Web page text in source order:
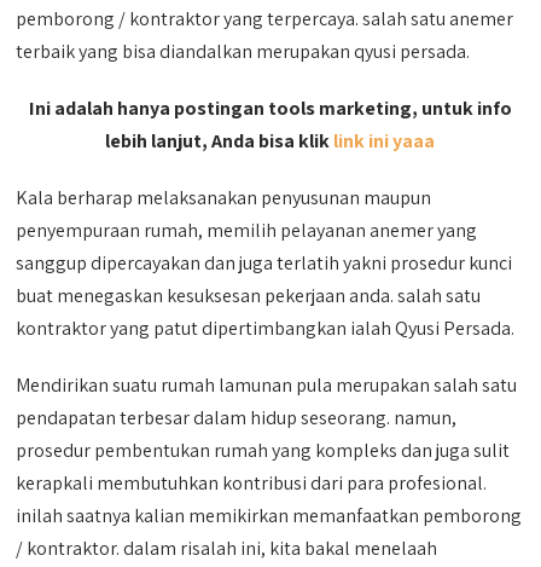
pemborong / kontraktor yang terpercaya. salah satu anemer
terbaik yang bisa diandalkan merupakan qyusi persada.
Ini adalah hanya postingan tools marketing, untuk info
lebih lanjut, Anda bisa kliklink ini yaaa
Kala berharap melaksanakan penyusunan maupun
penyempuraan rumah, memilih pelayanan anemer yang
sanggup dipercayakan dan juga terlatih yakni prosedur kunci
buat menegaskan kesuksesan pekerjaan anda. salah satu
kontraktor yang patut dipertimbangkan ialah Qyusi Persada.
Mendirikan suatu rumah lamunan pula merupakan salah satu
pendapatan terbesar dalam hidup seseorang. namun,
prosedur pembentukan rumah yang kompleks dan juga sulit
kerapkali membutuhkan kontribusi dari para profesional.
inilah saatnya kalian memikirkan memanfaatkan pemborong
/ kontraktor. dalam risalah ini, kita bakal menelaah